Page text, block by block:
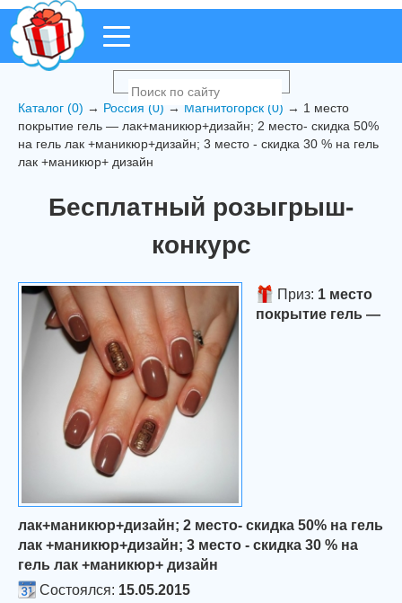
Каталог (0) → Россия (0) → Магнитогорск (0) → 1 место
покрытие гель — лак+маникюр+дизайн; 2 место- скидка 50%
на гель лак +маникюр+дизайн; 3 место - скидка 30 % на гель
лак +маникюр+ дизайн
Бесплатный розыгрыш-
конкурс
Приз: 1 место
покрытие гель —
лак+маникюр+дизайн; 2 место- скидка 50% на гель
лак +маникюр+дизайн; 3 место - скидка 30 % на
гель лак +маникюр+ дизайн
Состоялся: 15.05.2015